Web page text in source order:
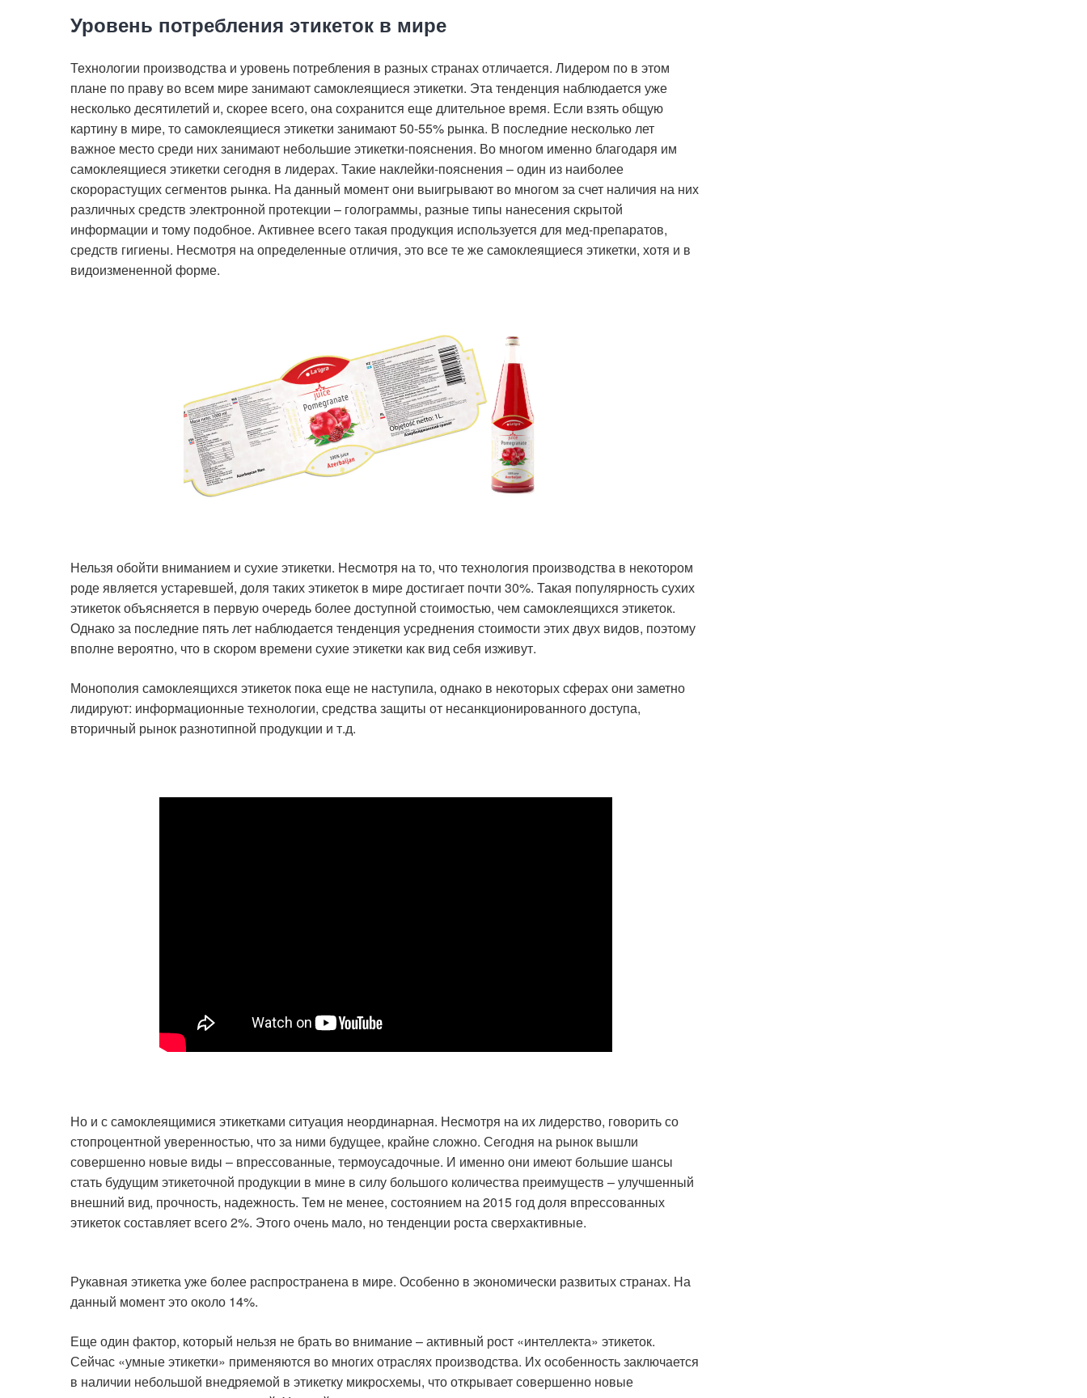
Уровень потребления этикеток в мире
Технологии производства и уровень потребления в разных странах отличается. Лидером по в этом
плане по праву во всем мире занимают самоклеящиеся этикетки. Эта тенденция наблюдается уже
несколько десятилетий и, скорее всего, она сохранится еще длительное время. Если взять общую
картину в мире, то самоклеящиеся этикетки занимают 50-55% рынка. В последние несколько лет
важное место среди них занимают небольшие этикетки-пояснения. Во многом именно благодаря им
самоклеящиеся этикетки сегодня в лидерах. Такие наклейки-пояснения – один из наиболее
скорорастущих сегментов рынка. На данный момент они выигрывают во многом за счет наличия на них
различных средств электронной протекции – голограммы, разные типы нанесения скрытой
информации и тому подобное. Активнее всего такая продукция используется для мед-препаратов,
средств гигиены. Несмотря на определенные отличия, это все те же самоклеящиеся этикетки, хотя и в
видоизмененной форме.
Нельзя обойти вниманием и сухие этикетки. Несмотря на то, что технология производства в некотором
роде является устаревшей, доля таких этикеток в мире достигает почти 30%. Такая популярность сухих
этикеток объясняется в первую очередь более доступной стоимостью, чем самоклеящихся этикеток.
Однако за последние пять лет наблюдается тенденция усреднения стоимости этих двух видов, поэтому
вполне вероятно, что в скором времени сухие этикетки как вид себя изживут.
Монополия самоклеящихся этикеток пока еще не наступила, однако в некоторых сферах они заметно
лидируют: информационные технологии, средства защиты от несанкционированного доступа,
вторичный рынок разнотипной продукции и т.д.
Но и с самоклеящимися этикетками ситуация неординарная. Несмотря на их лидерство, говорить со
стопроцентной уверенностью, что за ними будущее, крайне сложно. Сегодня на рынок вышли
совершенно новые виды – впрессованные, термоусадочные. И именно они имеют большие шансы
стать будущим этикеточной продукции в мине в силу большого количества преимуществ – улучшенный
внешний вид, прочность, надежность. Тем не менее, состоянием на 2015 год доля впрессованных
этикеток составляет всего 2%. Этого очень мало, но тенденции роста сверхактивные.
Рукавная этикетка уже более распространена в мире. Особенно в экономически развитых странах. На
данный момент это около 14%.
Еще один фактор, который нельзя не брать во внимание – активный рост «интеллекта» этикеток.
Сейчас «умные этикетки» применяются во многих отраслях производства. Их особенность заключается
в наличии небольшой внедряемой в этикетку микросхемы, что открывает совершенно новые